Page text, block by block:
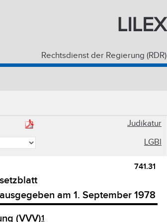
LILEX
Rechtsdienst der Regierung (RDR)
Judikatur
LGBl